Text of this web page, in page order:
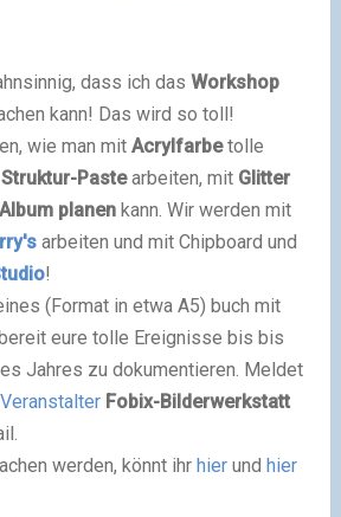
dass ich das Workshop
kann! Das wird so toll!
wie man mit Acrylfarbetolle
Struktur-Pastearbeiten, mit Glitter
Album planenkann. Wir werden mit
arbeiten und mit Chipboard und
!
(Format in etwa A5) buch mit
eure tolle Ereignisse bis bis
Jahres zu dokumentieren. Meldet
Veranstalter Fobix-Bilderwerkstatt
werden, könnt ihr hierund hier